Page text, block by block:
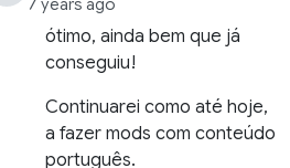
7 years ago
ótimo, ainda bem que já
conseguiu!
Continuarei como até hoje,
a fazer mods com conteúdo
português.